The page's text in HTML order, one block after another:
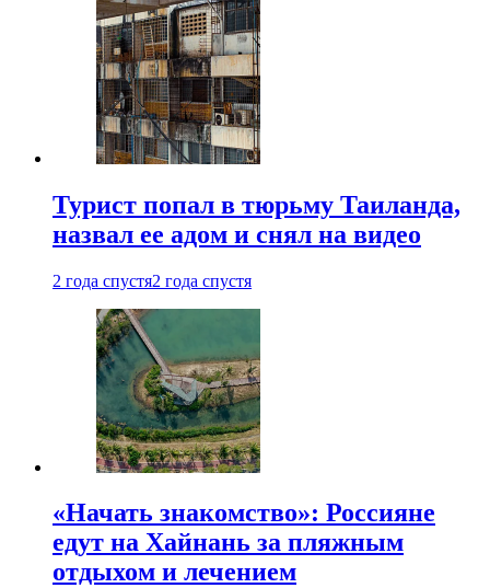
Турист попал в тюрьму Таиланда,
назвал ее адом и снял на видео
2 года спустя2 года спустя
«Начать знакомство»: Россияне
едут на Хайнань за пляжным
отдыхом и лечением